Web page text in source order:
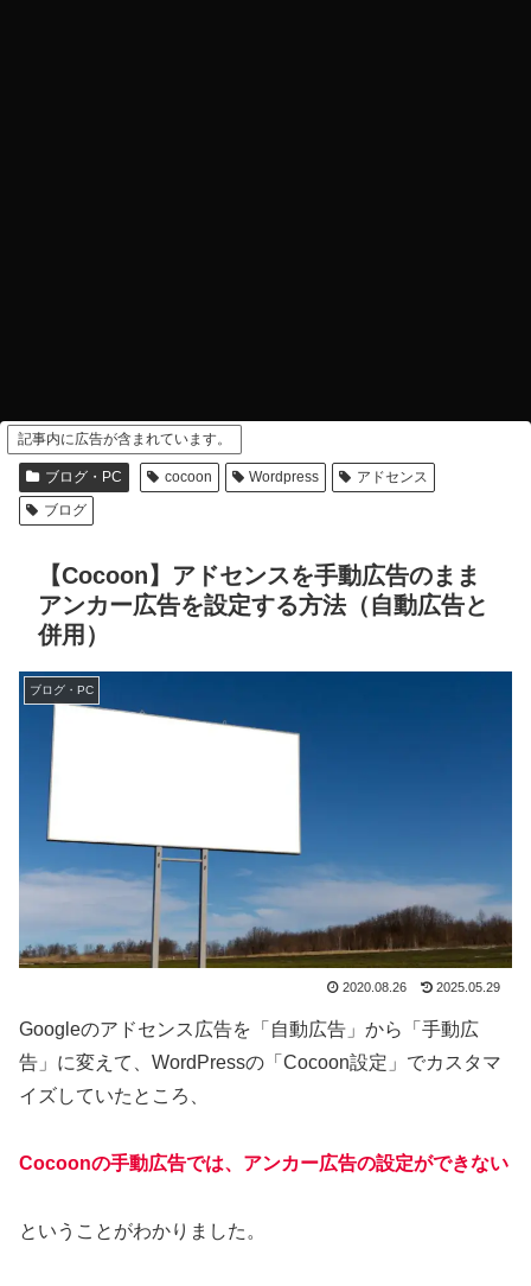
記事内に広告が含まれています。
ブログ・PC cocoon Wordpress
アドセンス
ブログ
【Cocoon】アドセンスを手動広告のまま
アンカー広告を設定する方法（自動広告と
併用）
ブログ・PC
2020.08.26 2025.05.29
Googleのアドセンス広告を「自動広告」から「手動広
告」に変えて、WordPressの「Cocoon設定」でカスタマ
イズしていたところ、
Cocoonの手動広告では、アンカー広告の設定ができない
ということがわかりました。